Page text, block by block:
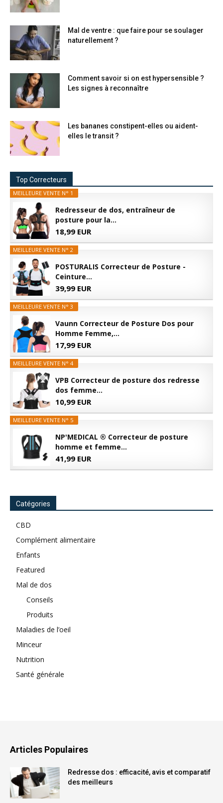
Mal de ventre : que faire pour se soulager
naturellement ?
Comment savoir si on est hypersensible ?
Les signes à reconnaître
Les bananes constipent-elles ou aident-
elles le transit ?
Top Correcteurs
MEILLEURE VENTE N° 1
Redresseur de dos, entraîneur de
posture pour la...
18,99 EUR
MEILLEURE VENTE N° 2
POSTURALIS Correcteur de Posture -
Ceinture...
39,99 EUR
MEILLEURE VENTE N° 3
Vaunn Correcteur de Posture Dos pour
Homme Femme,...
17,99 EUR
MEILLEURE VENTE N° 4
VPB Correcteur de posture dos redresse
dos femme...
10,99 EUR
MEILLEURE VENTE N° 5
NP'MEDICAL ® Correcteur de posture
homme et femme...
41,99 EUR
Catégories
CBD
Complément alimentaire
Enfants
Featured
Mal de dos
Conseils
Produits
Maladies de l’oeil
Minceur
Nutrition
Santé générale
Articles Populaires
Redresse dos : efficacité, avis et comparatif
des meilleurs